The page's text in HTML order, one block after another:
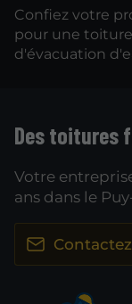
Confiez votre
pour une
d'évacuation
Des toitures
Votre
ans dans le